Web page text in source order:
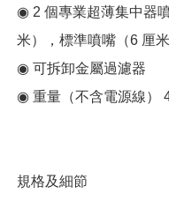
◉ 2 個專業超薄集中器
米），標準噴嘴（6 厘米
◉ 可拆卸金屬過濾器
◉ 重量（不含電源線）
規格及細節